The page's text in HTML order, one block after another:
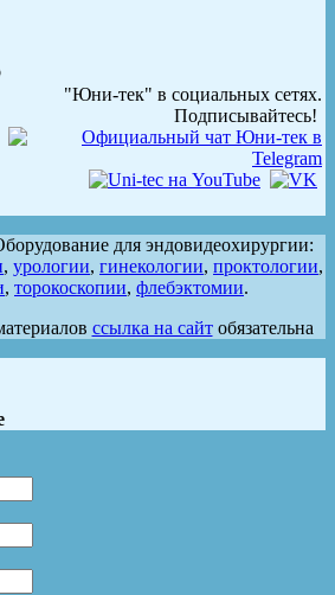
"Юни-тек" в социальных сетях.
Подписывайтесь!
для эндовидеохирургии:
, урологии, гинекологии, проктологии,
, торокоскопии, флебэктомии.
ссылка на сайтобязательна